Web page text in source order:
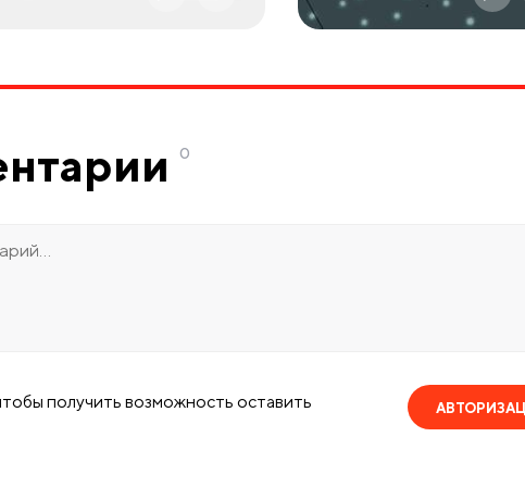
0
получить возможность оставить